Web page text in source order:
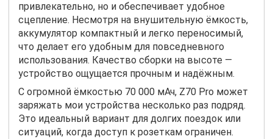
привлекательно, но и обеспечивает удобное
сцепление. Несмотря на внушительную ёмкость,
аккумулятор компактный и легко переносимый,
что делает его удобным для повседневного
использования. Качество сборки на высоте —
устройство ощущается прочным и надёжным.
С огромной ёмкостью 70 000 мАч, Z70 Pro может
заряжать мои устройства несколько раз подряд.
Это идеальный вариант для долгих поездок или
ситуаций, когда доступ к розеткам ограничен.